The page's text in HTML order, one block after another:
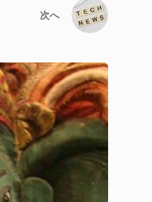
次へ